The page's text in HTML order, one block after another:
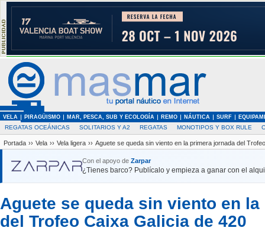
VELA PIRAGÜISMO MAR, PESCA, SUB Y ECOLOGÍA REMO NÁUTICA SURF
REGATAS OCEÁNICAS SOLITARIOS Y A2 REGATAS MONOTIPOS Y BOX RULE
Portada ›› Vela ›› Vela ligera ›› Aguete se queda sin viento en la primera jornada del
Con el apoyo de Zarpar
¿Tienes barco? Publícalo y empieza a ganar con el
Aguete se queda sin viento en
del Trofeo Caixa Galicia de 420